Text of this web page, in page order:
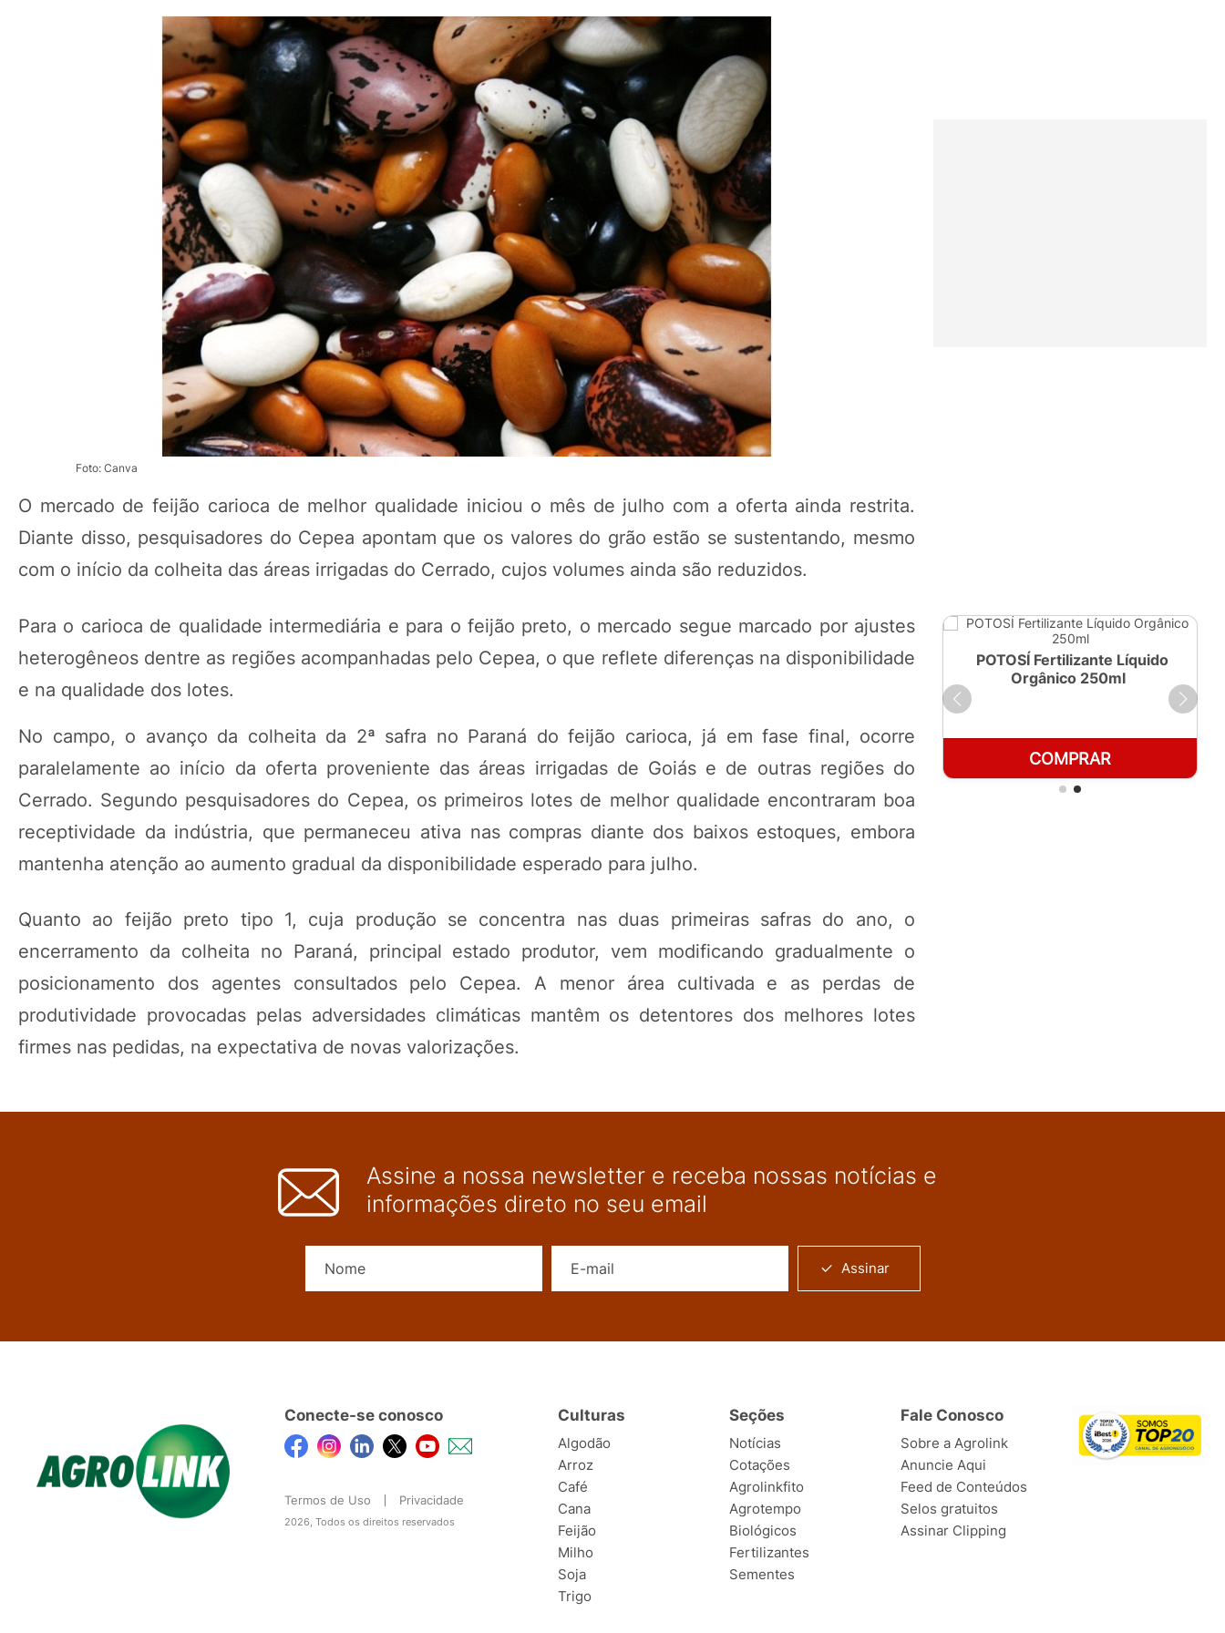
Foto: Canva
O mercado de feijão carioca de melhor qualidade iniciou o mês de julho com a oferta ainda restrita.
Diante disso, pesquisadores do Cepea apontam que os valores do grão estão se sustentando, mesmo
com o início da colheita das áreas irrigadas do Cerrado, cujos volumes ainda são reduzidos.
Para o carioca de qualidade intermediária e para o feijão preto, o mercado segue marcado por ajustes
heterogêneos dentre as regiões acompanhadas pelo Cepea, o que reflete diferenças na disponibilidade
e na qualidade dos lotes.
No campo, o avanço da colheita da 2ª safra no Paraná do feijão carioca, já em fase final, ocorre
paralelamente ao início da oferta proveniente das áreas irrigadas de Goiás e de outras regiões do
Cerrado. Segundo pesquisadores do Cepea, os primeiros lotes de melhor qualidade encontraram boa
receptividade da indústria, que permaneceu ativa nas compras diante dos baixos estoques, embora
mantenha atenção ao aumento gradual da disponibilidade esperado para julho.
Quanto ao feijão preto tipo 1, cuja produção se concentra nas duas primeiras safras do ano, o
encerramento da colheita no Paraná, principal estado produtor, vem modificando gradualmente o
posicionamento dos agentes consultados pelo Cepea. A menor área cultivada e as perdas de
produtividade provocadas pelas adversidades climáticas mantêm os detentores dos melhores lotes
firmes nas pedidas, na expectativa de novas valorizações.
POTOSÍ Fertilizante Líquido
COMPRAR
POTOSÍ Fertilizante Líquido
Orgânico 250ml
COMPRAR
Assine a nossa newsletter e receba nossas notícias e
informações direto no seu email
Assinar
Conecte-se conosco
Termos de Uso Privacidade
2026, Todos os direitos reservados
Culturas
Algodão
Arroz
Café
Cana
Feijão
Milho
Soja
Trigo
Seções
Notícias
Cotações
Agrolinkfito
Agrotempo
Biológicos
Fertilizantes
Sementes
Fale Conosco
Sobre a Agrolink
Anuncie Aqui
Feed de Conteúdos
Selos gratuitos
Assinar Clipping